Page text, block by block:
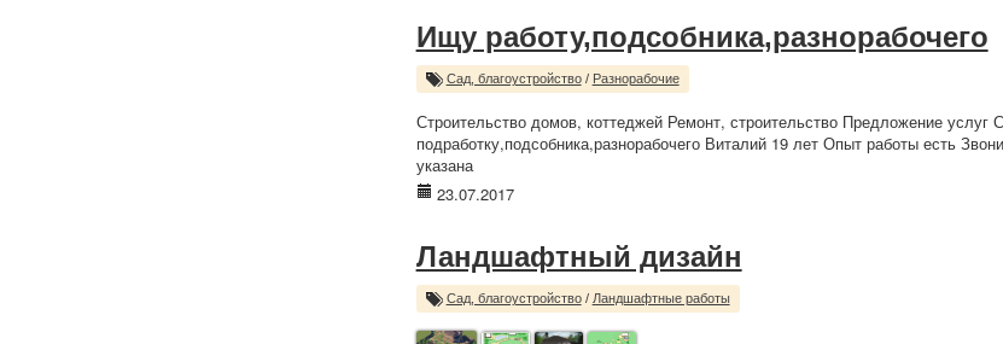
Ищу работу,подсобника,разнорабочего
Сад, благоустройство/ Разнорабочие
Строительство домов, коттеджей Ремонт, строительство Предложение услуг
подработку,подсобника,разнорабочего Виталий 19 лет Опыт работы есть
указана
23.07.2017
Ландшафтный дизайн
Сад, благоустройство/ Ландшафтные работы